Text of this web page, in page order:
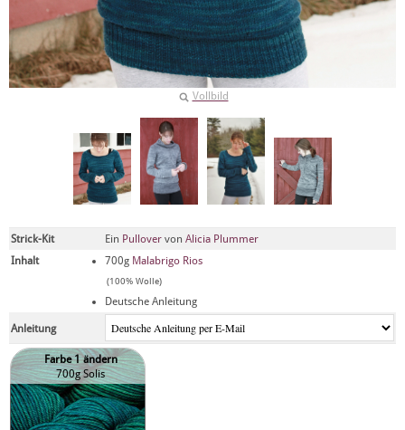
Vollbild
Strick-Kit Ein Pullover von Alicia Plummer
Inhalt
700g Malabrigo Rios
(100% Wolle)
Deutsche Anleitung
Anleitung
Farbe 1 ändern
700g Solis